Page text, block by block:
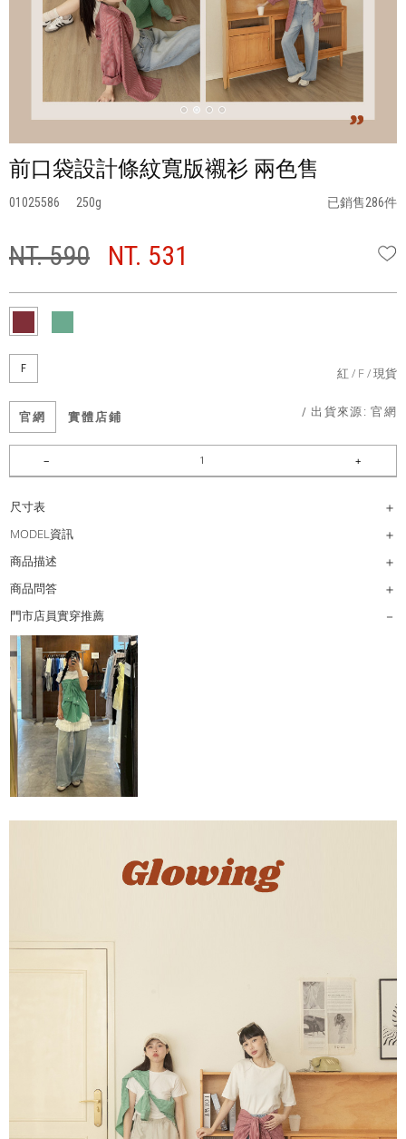
前口袋設計條紋寬版襯衫 兩色售
01025586 250 已銷售286件
NT. 590 NT. 531
F 紅 F 現貨
官網 實體店鋪 / 出貨來源:官網
尺寸表
MODEL資訊
商品描述
商品問答
門市店員實穿推薦